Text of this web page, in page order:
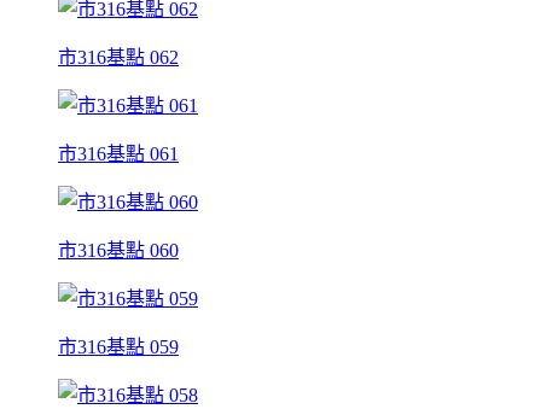
市316基點 062
市316基點 061
市316基點 060
市316基點 059